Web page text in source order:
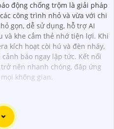
động chống trộm là giải pháp
công trình nhỏ và vừa với chi
gọn, dễ sử dụng, hỗ trợ AI
và khe cắm thẻ nhớ tiện lợi. Khi
kích hoạt còi hú và đèn nháy,
báo ngay lập tức. Kết nối
nên nhanh chóng, đáp ứng
không gian.